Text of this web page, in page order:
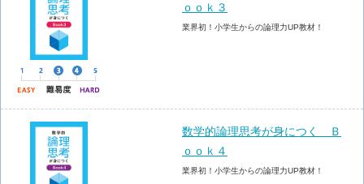
ｏｏｋ３
業界初！小学生からの論理力UP教材！
数学的論理思考が身につく Ｂ
ｏｏｋ４
業界初！小学生からの論理力UP教材！